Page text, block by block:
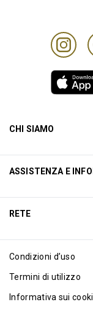
CHI SIAMO
Excellence Awards
Blog
ASSISTENZA E
RETE
Condizioni d’uso
Termini di utilizzo
Informativa sui